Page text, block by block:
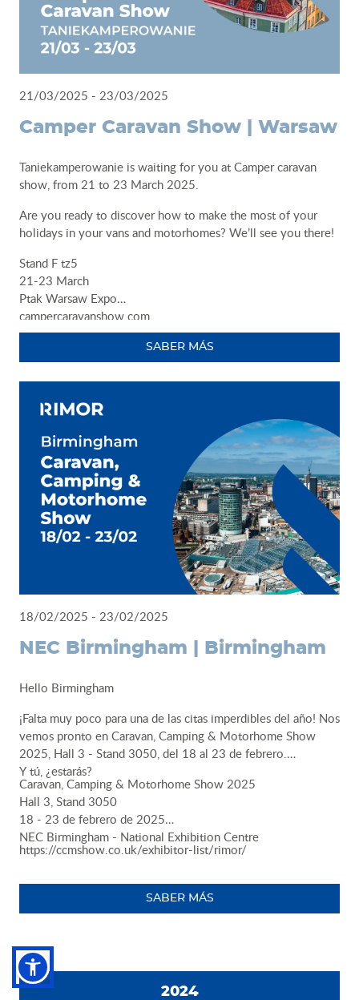
21/03/2025 - 23/03/2025
Camper Caravan Show | Warsaw
Taniekamperowanie is waiting for you at Camper caravan
show, from 21 to 23 March 2025.
Are you ready to discover how to make the most of your
holidays in your vans and motorhomes? We’ll see you there!
Stand F tz5
21-23 March
Ptak Warsaw Expo
campercaravanshow.com
SABER MÁS
18/02/2025 - 23/02/2025
NEC Birmingham | Birmingham
Hello Birmingham
¡Falta muy poco para una de las citas imperdibles del año! Nos
vemos pronto en Caravan, Camping & Motorhome Show
2025, Hall 3 - Stand 3050, del 18 al 23 de febrero.
Y tú, ¿estarás?
Caravan, Camping & Motorhome Show 2025
Hall 3, Stand 3050
18 - 23 de febrero de 2025
NEC Birmingham - National Exhibition Centre
https://ccmshow.co.uk/exhibitor-list/rimor/
SABER MÁS
2024